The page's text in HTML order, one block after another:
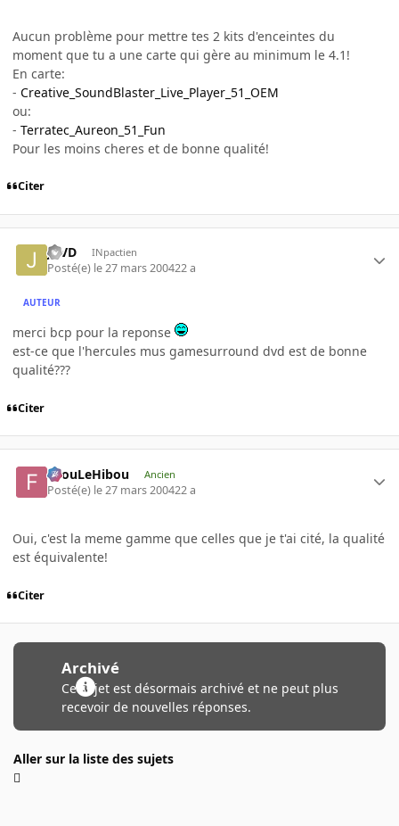
Aucun problème pour mettre tes 2 kits d'enceintes du
moment que tu a une carte qui gère au minimum le 4.1!
En carte:
- Creative_SoundBlaster_Live_Player_51_OEM
ou:
- Terratec_Aureon_51_Fun
Pour les moins cheres et de bonne qualité!
Citer
JCVD INpactien
Posté(e) le 27 mars 200422 a
AUTEUR
merci bcp pour la reponse
est-ce que l'hercules mus gamesurround dvd est de bonne
qualité???
Citer
FilouLeHibou Ancien
Posté(e) le 27 mars 200422 a
Oui, c'est la meme gamme que celles que je t'ai cité, la qualité
est équivalente!
Citer
Archivé
Ce sujet est désormais archivé et ne peut plus
recevoir de nouvelles réponses.
Aller sur la liste des sujets